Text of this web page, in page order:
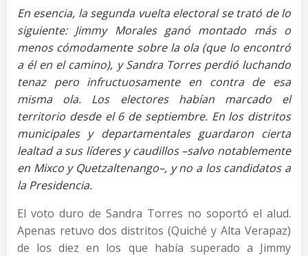
En esencia, la segunda vuelta electoral se trató de lo
siguiente: Jimmy Morales ganó montado más o
menos cómodamente sobre la ola (que lo encontró
a él en el camino), y Sandra Torres perdió luchando
tenaz pero infructuosamente en contra de esa
misma ola. Los electores habían marcado el
territorio desde el 6 de septiembre. En los distritos
municipales y departamentales guardaron cierta
lealtad a sus líderes y caudillos –salvo notablemente
en Mixco y Quetzaltenango–, y no a los candidatos a
la Presidencia.
El voto duro de Sandra Torres no soportó el alud.
Apenas retuvo dos distritos (Quiché y Alta Verapaz)
de los diez en los que había superado a Jimmy